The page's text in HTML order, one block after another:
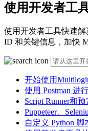
使用开发者工
使用开发者工具快速解
ID 和关键信息，加快
开始使用
使用 Postman 进
Script Runner和
Puppeteer、
自定义 Python 脚